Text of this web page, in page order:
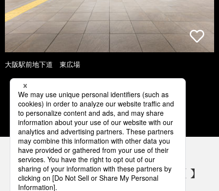
大阪駅前地下道 東広場
1 2 3 4 5
パナソニックの電気設備 SNSアカウント